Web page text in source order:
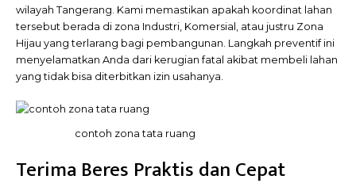
wilayah Tangerang. Kami memastikan apakah koordinat lahan
tersebut berada di zona Industri, Komersial, atau justru Zona
Hijau yang terlarang bagi pembangunan. Langkah preventif ini
menyelamatkan Anda dari kerugian fatal akibat membeli lahan
yang tidak bisa diterbitkan izin usahanya.
contoh zona tata ruang
Terima Beres Praktis dan Cepat